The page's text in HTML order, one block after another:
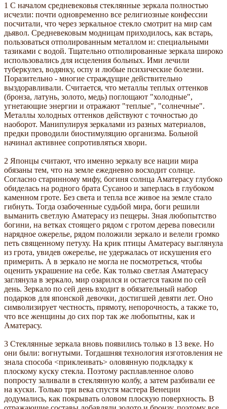
1 С началом средневековья стеклянные зеркала полностью
исчезли: почти одновременно все религиозные конфессии
посчитали, что через зеркальное стекло смотрит на мир сам
дьявол. Средневековым модницам приходилось, как встарь,
пользоваться отполированным металлом и: специальными
тазиками с водой. Тщательно отполированные зеркала широко
использовались для исцеления больных. Ими лечили
туберкулез, водянку, оспу и любые психические болезни.
Поразительно - многие страждущие действительно
выздоравливали. Считается, что металлы теплых оттенков
(бронза, латунь, золото, медь) поглощают "холодные",
угнетающие энергии и отражают "теплые", "солнечные".
Металлы холодных оттенков действуют с точностью до
наоборот. Манипулируя зеркалами из разных материалов,
предки проводили биостимуляцию организма. Больной
начинал активнее сопротивляться хвори.
2 Японцы считают, что именно зеркалу все нации мира
обязаны тем, что на земле ежедневно восходит солнце.
Согласно старинному мифу, богиня солнца Аматерасу глубоко
обиделась на родного брата Сусаноо и заперлась в глубоком
каменном гроте. Без света и тепла все живое на земле стало
гибнуть. Тогда озабоченные судьбой мира, боги решили
выманить светлую Аматерасу из пещеры. Зная любопытство
богини, на ветках стоящего рядом с гротом дерева повесили
нарядное ожерелье, рядом положили зеркало и велели громко
петь священному петуху. На крик птицы Аматерасу выглянула
из грота, увидев ожерелье, не удержалась от искушения его
примерить. А в зеркало не могла не посмотреться, чтобы
оценить украшение на себе. Как только светлая Аматерасу
заглянула в зеркало, мир озарился и остается таким по сей
день. Зеркало по сей день входит в обязательный набор
подарков для японской девочки, достигшей девяти лет. Оно
символизирует честность, прямоту, непорочность, а также то,
что все женщины до сих пор так же любопытны, как и
Аматерасу.
3 Стеклянные зеркала вновь появились только в 13 веке. Но
они были: вогнутыми. Тогдашняя технология изготовления не
знала способа <приклеивать> оловянную подкладку к
плоскому куску стекла. Поэтому расплавленное олово
попросту заливали в стеклянную колбу, а затем разбивали ее
на куски. Только три века спустя мастера Венеции
додумались, как покрывать оловом плоскую поверхность. В